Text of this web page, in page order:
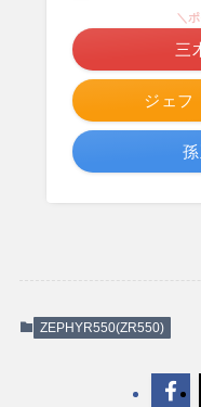
ジェフ
＼
三
ZEPHYR550(ZR550)